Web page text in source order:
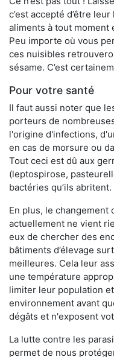
c’est accepté d’être
aliments à tout moment
Peu importe où vous
ces nuisibles
sésame. C’est
Pour votre santé
Il faut aussi noter que
porteurs de
l'origine d'infections,
en cas de morsure ou
Tout ceci est dû aux
(leptospirose,
bactéries qu’ils abritent.
En plus, le changement
actuellement ne vient
eux de chercher des
bâtiments d’élevage
meilleures. Cela leur
une température
limiter leur population
environnement avant
dégâts et n'exposent
La lutte contre les
permet de nous